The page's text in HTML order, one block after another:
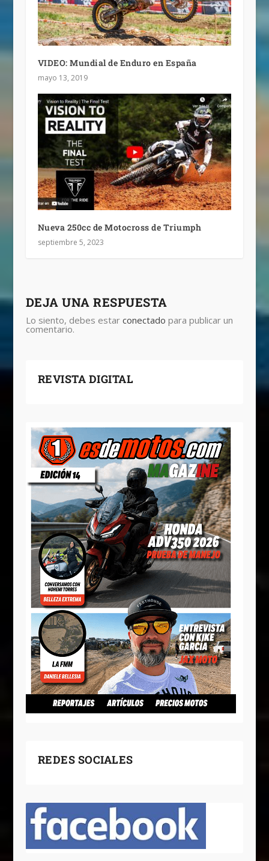
VIDEO: Mundial de Enduro en España
mayo 13, 2019
Nueva 250cc de Motocross de Triumph
septiembre 5, 2023
DEJA UNA RESPUESTA
Lo siento, debes estar conectado para publicar un
comentario.
REVISTA DIGITAL
REDES SOCIALES